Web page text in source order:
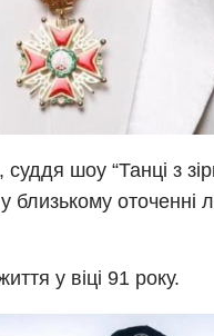
шоу “Танці з
оточенні
у віці 91 року.